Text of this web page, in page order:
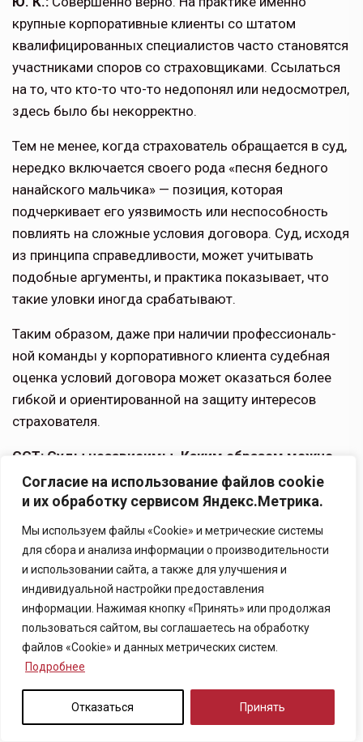
Согласие на использование файлов cookie
и их обработку сервисом Яндекс.Метрика.
Мы используем файлы «Cookie» и метрические системы
для сбора и анализа информации о производительности
и использовании сайта, а также для улучшения и
индивидуальной настройки предоставления
информации. Нажимая кнопку «Принять» или продолжая
пользоваться сайтом, вы соглашаетесь на обработку
файлов «Cookie» и данных метрических систем.
Подробнее
Отказаться Принять
крупные корпоратив­ные клиенты со штатом
квалифи­цированных специалистов часто становятся
участниками споров со страховщиками. Ссылаться
на то, что кто-то что-то недопонял или недосмотрел,
здесь было бы некор­ректно.
Тем не менее, когда страхователь обращается в суд,
нередко включается своего рода «песня бедного
нанай­ского мальчика» — позиция, которая
подчеркивает его уязвимость или неспособность
повлиять на слож­ные условия договора. Суд, исходя
из принципа справедливости, может учитывать
подобные аргументы, и практика показывает, что
такие уловки иногда срабатывают.
Таким образом, даже при наличии профессиональ­
ной команды у корпоративного клиента судебная
оценка условий договора может оказаться более
гибкой и ориентированной на защиту интересов
страхователя.
ССТ: Суды независимы. Каким образом можно
донести позицию страховщиков до судей, в том
числе Верховного Суда?
Ю. К.:Да, судебная власть — одна из трех неза­
висимых ветвей власти. Мало того, каждый судья в
отдельности — это независимый судья, на мне­ние
которого нельзя каким-то образом влиять. Это
аксиома!
Судебная система очень консервативна и закрыта. И
это правильно, потому что в противном случае суды
начнут общаться с каждой отраслью отдель­но — с
банками, страховыми компаниями, лизинго­выми,